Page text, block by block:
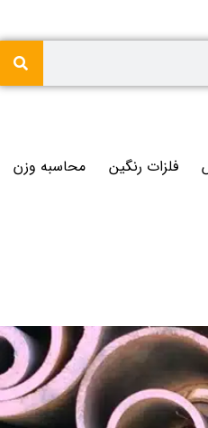
فلزات رنگین محاسبه وزن